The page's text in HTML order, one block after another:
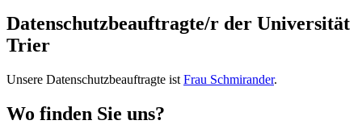
Datenschutzbeauftragte/r der Universität
Trier
Unsere Datenschutzbeauftragte ist Frau Schmirander.
Wo finden Sie uns?